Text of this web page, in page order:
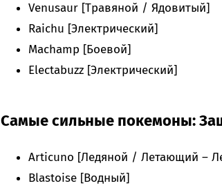
Venusaur [Травяной / Ядовитый]
Raichu [Электрический]
Machamp [Боевой]
Electabuzz [Электрический]
Самые сильные покемоны:
Articuno [Ледяной / Летающий –
Blastoise [Водный]